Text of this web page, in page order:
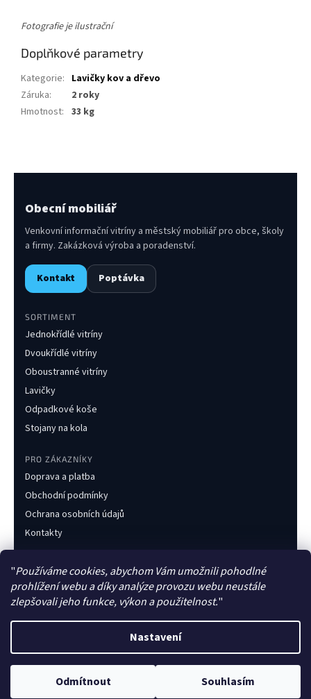
"Používáme cookies, abychom Vám umožnili pohodlné
prohlížení webu a díky analýze provozu webu neustále
zlepšovali jeho funkce, výkon a použitelnost."
Nastavení
Odmítnout Souhlasím
Fotografie je ilustrační
Doplňkové parametry
Kategorie: Lavičky kov a dřevo
Záruka:
2 roky
Hmotnost: 33 kg
Obecní mobiliář
Venkovní informační vitríny a městský mobiliář pro obce, školy
a firmy. Zakázková výroba a poradenství.
Kontakt Poptávka
SORTIMENT
Jednokřídlé vitríny
Dvoukřídlé vitríny
Oboustranné vitríny
Lavičky
Odpadkové koše
Stojany na kola
PRO ZÁKAZNÍKY
Doprava a platba
Obchodní podmínky
Ochrana osobních údajů
Kontakty
+420 733 216 437
obchod@obecnimobiliar.cz
Po–Pá 8:00–16:00
Obecní mobiliář. Všechna práva vyhrazena.